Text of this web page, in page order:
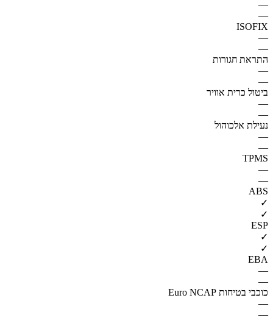
—
—
ISOFIX
—
—
התראת חגורות
—
—
ביטול כרית אוויר
—
—
נעילת אלכוהול
—
—
TPMS
—
—
ABS
✓
✓
ESP
✓
✓
EBA
—
—
כוכבי בטיחות Euro NCAP
—
—